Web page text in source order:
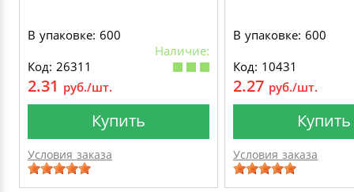
В упаковке: 600
Наличие:
Код: 26311
2.31 руб./шт.
Купить
Условия заказа
В упаковке: 600
Код: 10431
2.27 руб./шт.
Купить
Условия заказа